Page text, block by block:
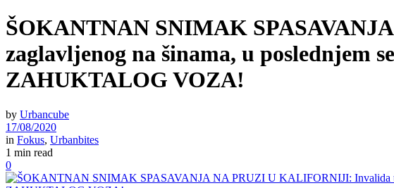
ŠOKANTNAN SNIMAK
zaglavljenog na šinama, u poslednjem
ZAHUKTALOG VOZA!
by Urbancube
17/08/2020
in Fokus, Urbanbites
1 min read
0